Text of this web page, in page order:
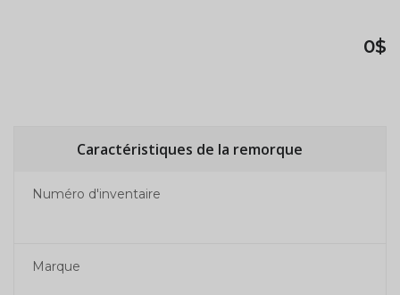
0$
Caractéristiques de la remorque
Numéro d'inventaire
Marque